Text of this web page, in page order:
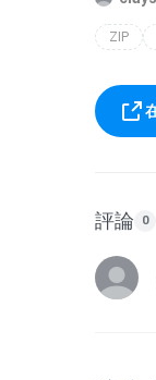
ZIP
評論 0